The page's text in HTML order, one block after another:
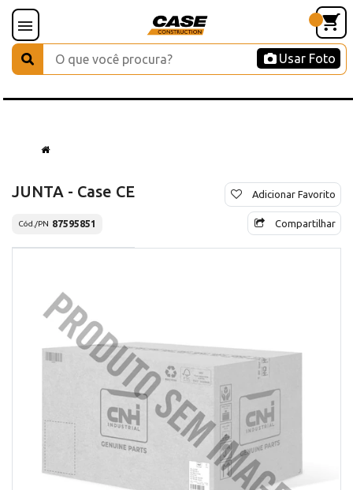
Usar Foto
JUNTA - Case CE
Cód./PN 87595851
Adicionar Favorito
Compartilhar